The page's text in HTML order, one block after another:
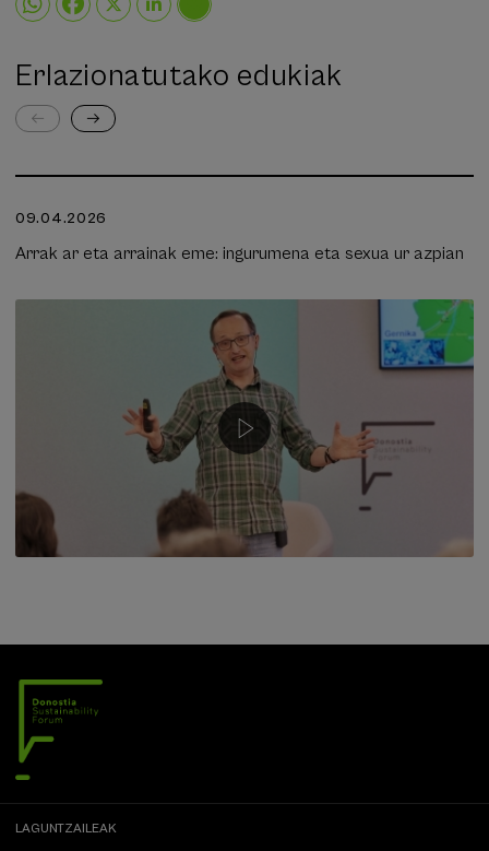
Erlazionatutako edukiak
09.04.2026
Arrak ar eta arrainak eme: ingurumena eta sexua ur azpian
LAGUNTZAILEAK